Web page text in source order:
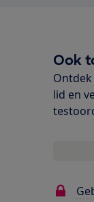
Ook
lid en